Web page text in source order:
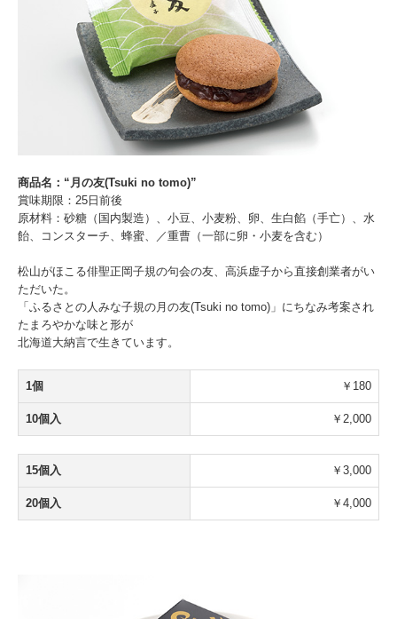
商品名：“月の友(Tsuki no tomo)”
賞味期限：25日前後
原材料：砂糖（国内製造）、小豆、小麦粉、卵、生白餡（手亡）、水
飴、コンスターチ、蜂蜜、／重曹（一部に卵・小麦を含む）
松山がほこる俳聖正岡子規の句会の友、高浜虚子から直接創業者がい
ただいた。
「ふるさとの人みな子規の月の友(Tsuki no tomo)」にちなみ考案され
たまろやかな味と形が
北海道大納言で生きています。
1個 ￥180
10個入 ￥2,000
15個入 ￥3,000
20個入 ￥4,000